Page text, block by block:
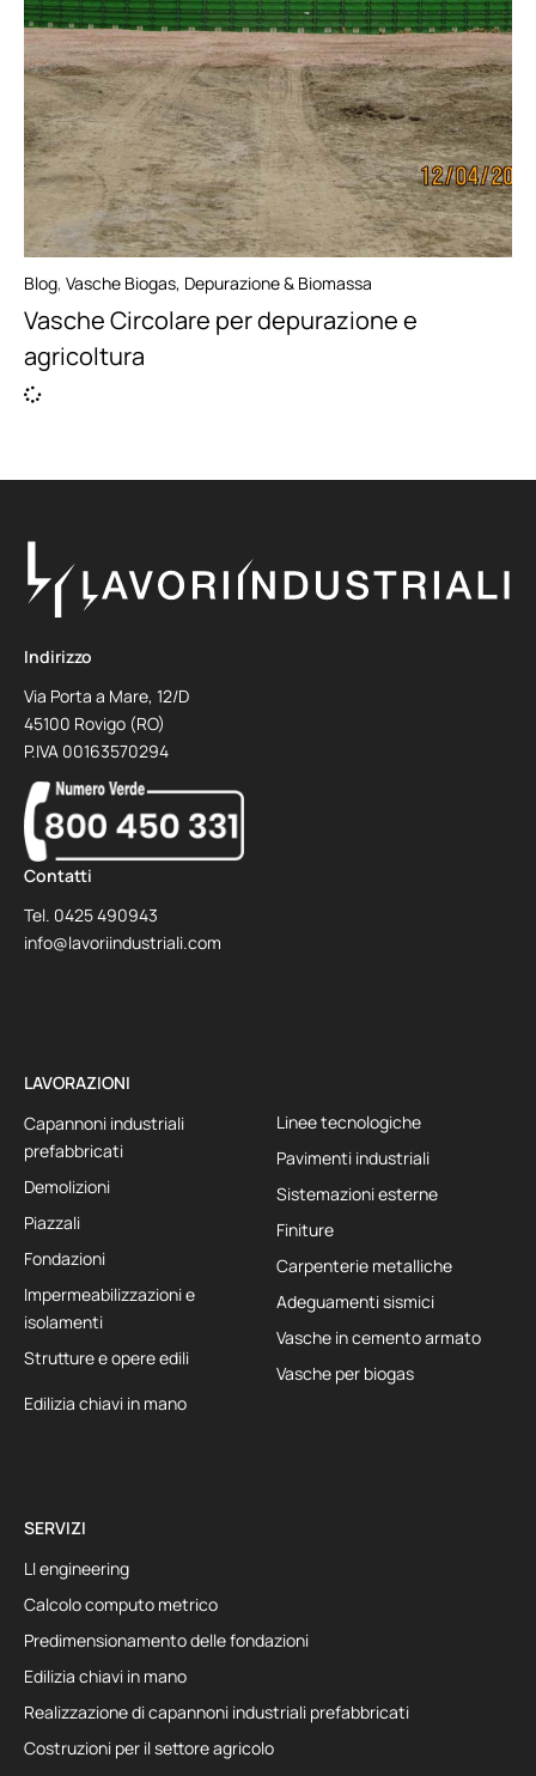
Blog, Vasche Biogas, Depurazione & Biomassa
Vasche Circolare per depurazione e
agricoltura
Indirizzo
Via Porta a Mare, 12/D
45100 Rovigo (RO)
P.IVA 00163570294
Contatti
Tel. 0425 490943
info@lavoriindustriali.com
LAVORAZIONI
Capannoni industriali
prefabbricati
Demolizioni
Piazzali
Fondazioni
Impermeabilizzazioni e
isolamenti
Strutture e opere edili
Linee tecnologiche
Pavimenti industriali
Sistemazioni esterne
Finiture
Carpenterie metalliche
Adeguamenti sismici
Vasche in cemento armato
Vasche per biogas
Edilizia chiavi in mano
SERVIZI
LI engineering
Calcolo computo metrico
Predimensionamento delle fondazioni
Edilizia chiavi in mano
Realizzazione di capannoni industriali prefabbricati
Costruzioni per il settore agricolo